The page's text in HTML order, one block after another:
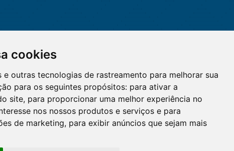
cookies
outras tecnologias de rastreamento para melhorar sua
para os seguintes propósitos: para ativar a
site, para proporcionar uma melhor experiência no
nos nossos produtos e serviços e para
de marketing, para exibir anúncios que sejam mais
O WhatsApp é o principal canal
de atendimento do Coren-DF.